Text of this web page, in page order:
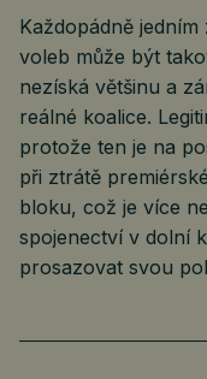
Každopádně
voleb může být
nezíská většinu a
reálné koalice.
protože ten je na
při ztrátě
bloku, což je více
spojenectví v dolní
prosazovat svou